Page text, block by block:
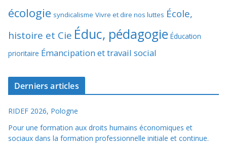
écologie syndicalisme Vivre et dire nos luttes École,
histoire et Cie Éduc, pédagogie Éducation
prioritaire Émancipation et travail social
Derniers articles
RIDEF 2026, Pologne
Pour une formation aux droits humains économiques et
sociaux dans la formation professionnelle initiale et continue.